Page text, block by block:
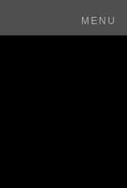
MENU